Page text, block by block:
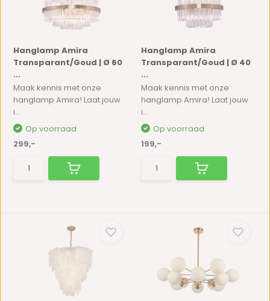
Hanglamp Amira
Transparant/Goud | Ø 60
...
Maak kennis met onze
hanglamp Amira! Laat jouw
i...
Op voorraad
299,-
Hanglamp Amira
Transparant/Goud | Ø 40
...
Maak kennis met onze
hanglamp Amira! Laat jouw
i...
Op voorraad
199,-